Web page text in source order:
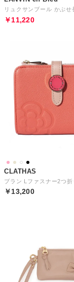
￥11,220
CLATHAS
￥13,200